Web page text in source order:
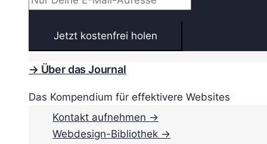
→ Über das Journal
Das Kompendium für effektivere Websites
Kontakt aufnehmen →
Webdesign-Bibliothek →